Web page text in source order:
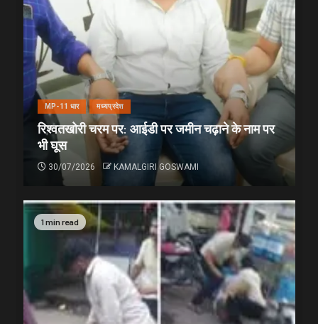
MP-11 धार मध्यप्रदेश
रिश्वतखोरी चरम पर: आईडी पर जमीन चढ़ाने के नाम पर
भी घूस
30/07/2026 KAMALGIRI GOSWAMI
1 min read